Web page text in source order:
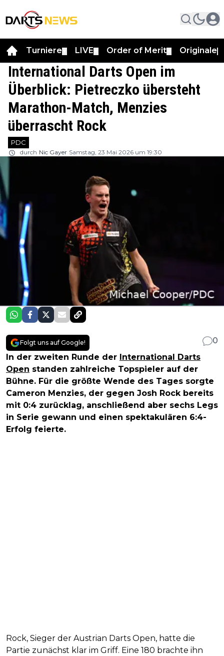
Turniere LIVE Order of Merit Originale
International Darts Open im
Überblick: Pietreczko übersteht
Marathon-Match, Menzies
überrascht Rock
PDC
durch Nic Gayer Samstag, 23 Mai 2026 um 19:30
Folgt uns auf Google!
0
In der zweiten Runde der International Darts
Open standen zahlreiche Topspieler auf der
Bühne. Für die größte Wende des Tages sorgte
Cameron Menzies, der gegen Josh Rock bereits
mit 0:4 zurücklag, anschließend aber sechs Legs
in Serie gewann und einen spektakulären 6:4-
Erfolg feierte.
Rock, Sieger der Austrian Darts Open, hatte die
Partie zunächst klar im Griff. Eine 180 brachte ihn